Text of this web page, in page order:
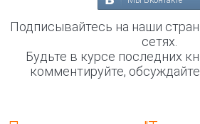
Подписывайтесь на наши
сетях.
Будьте в курсе последних
комментируйте,